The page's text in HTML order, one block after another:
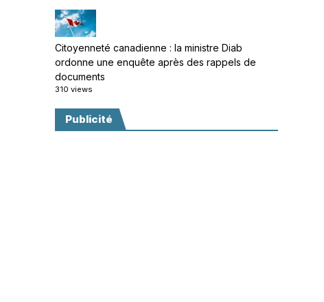
Citoyenneté canadienne : la ministre Diab
ordonne une enquête après des rappels de
documents
310 views
Publicité